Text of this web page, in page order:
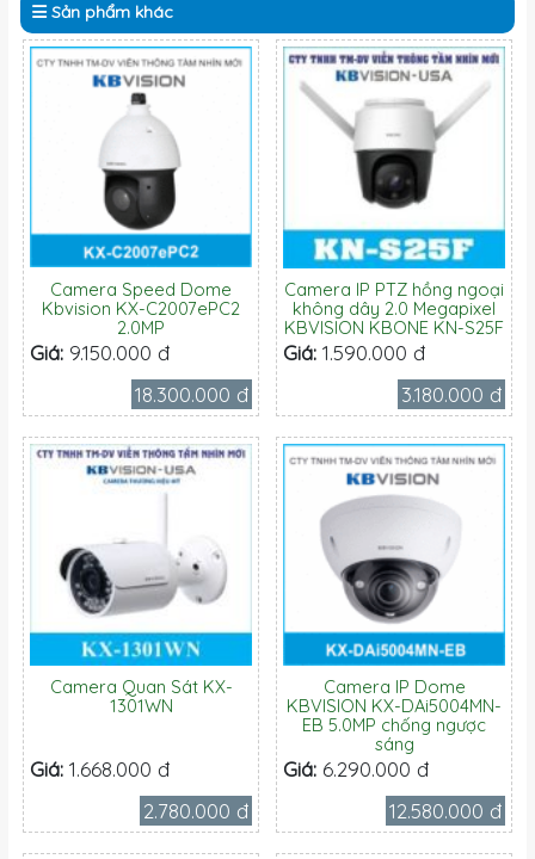
Sản phẩm khác
Camera Speed Dome
Kbvision KX-C2007ePC2
2.0MP
Giá: 9.150.000 đ
18.300.000 đ
Camera IP PTZ hồng ngoại
không dây 2.0 Megapixel
KBVISION KBONE KN-S25F
Giá: 1.590.000 đ
3.180.000 đ
Camera Quan Sát KX-
1301WN
Giá: 1.668.000 đ
2.780.000 đ
Camera IP Dome
KBVISION KX-DAi5004MN-
EB 5.0MP chống ngược
sáng
Giá: 6.290.000 đ
12.580.000 đ